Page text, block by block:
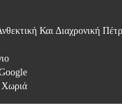
Και Διαχρονική